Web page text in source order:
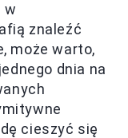
w
znaleźć
może warto,
dnia na
cieszyć się